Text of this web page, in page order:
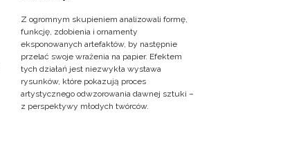
Z ogromnym skupieniem analizowali formę,
funkcję, zdobienia i ornamenty
eksponowanych artefaktów, by następnie
przelać swoje wrażenia na papier. Efektem
tych działań jest niezwykła wystawa
rysunków, które pokazują proces
artystycznego odwzorowania dawnej sztuki –
z perspektywy młodych twórców.